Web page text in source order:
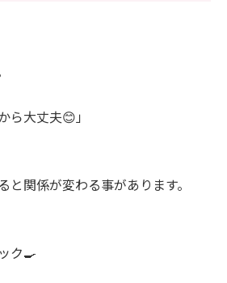
ら大丈夫😊」
と関係が変わる事があります。
ク🍳